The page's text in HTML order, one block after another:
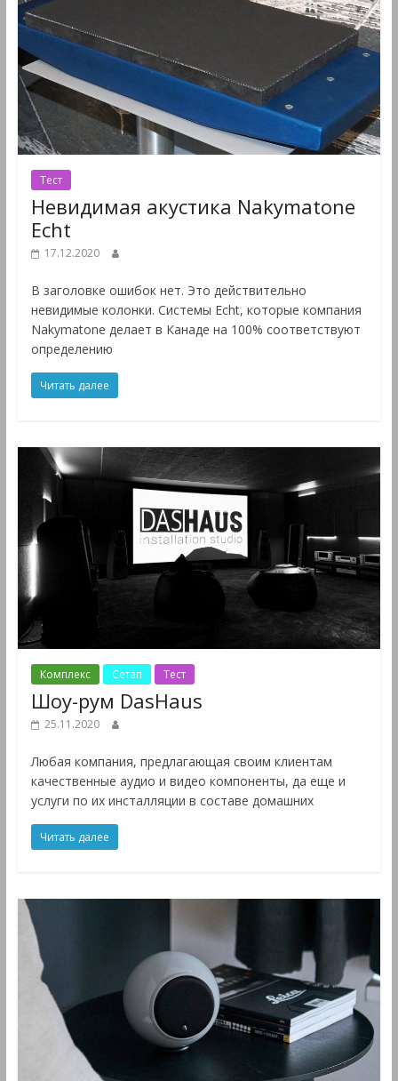
Тест
Невидимая акустика Nakymatone
Echt
17.12.2020
В заголовке ошибок нет. Это действительно
невидимые колонки. Системы Echt, которые компания
Nakymatone делает в Канаде на 100% соответствуют
определению
Читать далее
Комплекс Сетап Тест
Шоу-рум DasHaus
25.11.2020
Любая компания, предлагающая своим клиентам
качественные аудио и видео компоненты, да еще и
услуги по их инсталляции в составе домашних
Читать далее